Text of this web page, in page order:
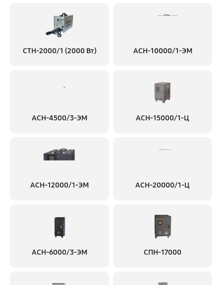
СТН-2000/1 (2000 Вт) АСН-10000/1-ЭМ
АСН-4500/3-ЭМ АСН-15000/1-Ц
АСН-12000/1-ЭМ АСН-20000/1-Ц
АСН-6000/3-ЭМ СПН-17000